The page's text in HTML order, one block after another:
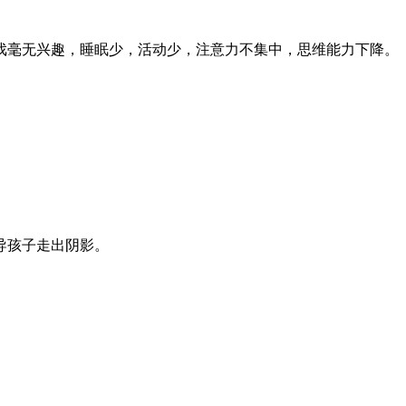
兴趣，睡眠少，活动少，注意力不集中，思维能力下降。
子走出阴影。